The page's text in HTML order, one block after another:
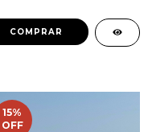
COMPRAR
15%
OFF